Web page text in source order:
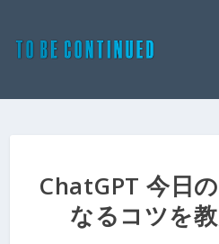
ChatGPT 今日
なるコツを